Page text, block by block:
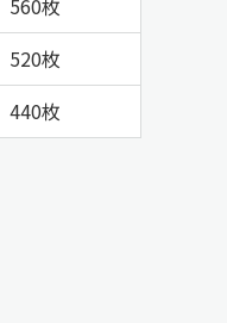
520枚
440枚